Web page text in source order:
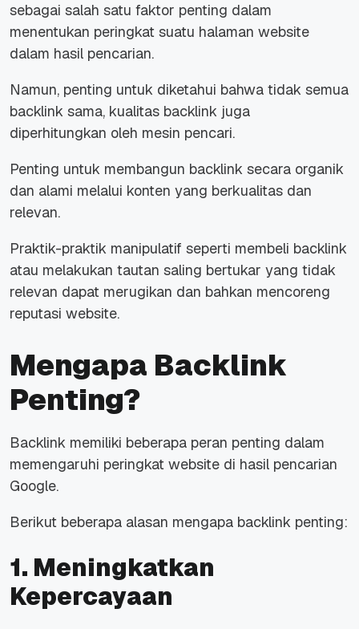
sebagai salah satu faktor penting dalam
menentukan peringkat suatu halaman website
dalam hasil pencarian.
Namun, penting untuk diketahui bahwa tidak semua
backlink sama, kualitas backlink juga
diperhitungkan oleh mesin pencari.
Penting untuk membangun backlink secara organik
dan alami melalui konten yang berkualitas dan
relevan.
Praktik-praktik manipulatif seperti membeli backlink
atau melakukan tautan saling bertukar yang tidak
relevan dapat merugikan dan bahkan mencoreng
reputasi website.
Mengapa Backlink
Penting?
Backlink memiliki beberapa peran penting dalam
memengaruhi peringkat website di hasil pencarian
Google.
Berikut beberapa alasan mengapa backlink penting:
1. Meningkatkan
Kepercayaan